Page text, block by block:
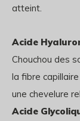
atteint.
Acide
Chouchou des
la fibre
une chevelure
Acide